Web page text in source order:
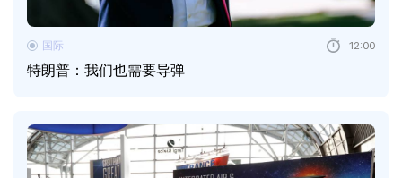
特朗普：我们也需要导弹
国际 12:00